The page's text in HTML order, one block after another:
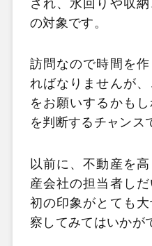
され、水回りや収
の対象です。
訪問なので時間を
ればなりませんが
をお願いするかも
を判断するチャンス
以前に、不動産を
産会社の担当者し
初の印象がとても
察してみてはいかが